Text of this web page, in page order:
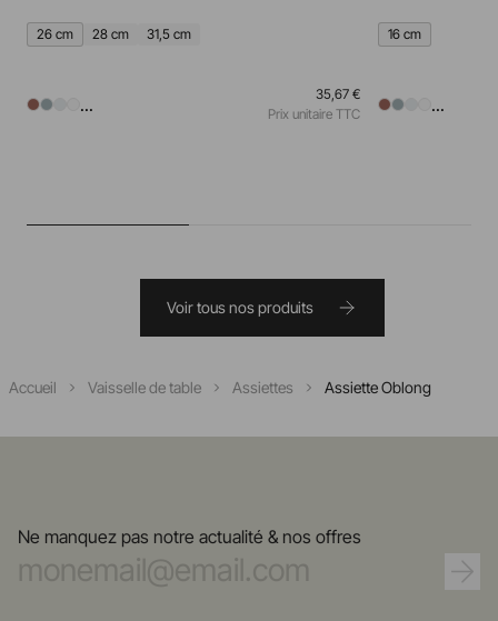
26 cm 28 cm 31,5 cm
...
35,67 €
Prix unitaire TTC
16 cm
...
Voir tous nos produits
Accueil Vaisselle de table Assiettes Assiette Oblong
Ne manquez pas notre actualité & nos offres